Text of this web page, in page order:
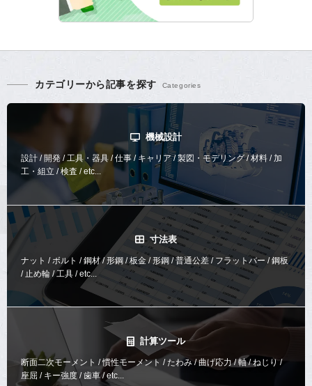
カテゴリーから記事を探す
機械設計
設計 / 開発 / 工具・器具 / 仕事 / キャリア / 製図・モデリング / 材料 / 加
工・組立 / 検査 / etc...
寸法表
ナット / ボルト / 鋼材 / 形鋼 / 板金 / 形鋼 / 普通公差 / フラットバー / 鋼板
/ 止め輪 / 工具 / etc...
計算ツール
断面二次モーメント / 慣性モーメント / たわみ / 曲げ応力 / 軸 / ねじり /
座屈 / キー強度 / 歯車 / etc...